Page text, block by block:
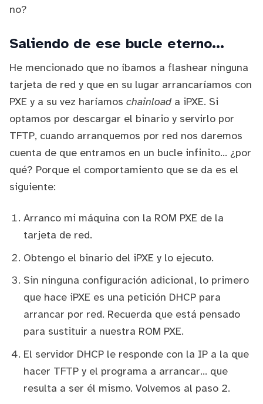
no?
Saliendo de ese bucle eterno...
He mencionado que no íbamos a flashear ninguna
tarjeta de red y que en su lugar arrancaríamos con
PXE y a su vez haríamos chainload a iPXE. Si
optamos por descargar el binario y servirlo por
TFTP, cuando arranquemos por red nos daremos
cuenta de que entramos en un bucle infinito... ¿por
qué? Porque el comportamiento que se da es el
siguiente:
Arranco mi máquina con la ROM PXE de la
tarjeta de red.
Obtengo el binario del iPXE y lo ejecuto.
Sin ninguna configuración adicional, lo primero
que hace iPXE es una petición DHCP para
arrancar por red. Recuerda que está pensado
para sustituir a nuestra ROM PXE.
El servidor DHCP le responde con la IP a la que
hacer TFTP y el programa a arrancar... que
resulta a ser él mismo. Volvemos al paso 2.